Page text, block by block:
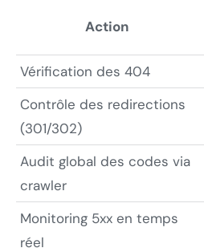
Action
Vérification des 404
Contrôle des redirections
(301/302)
Audit global des codes via
crawler
Monitoring 5xx en temps
réel